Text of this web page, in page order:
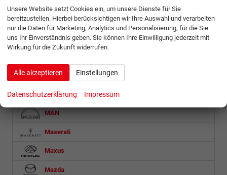
Jaecoo
Jeep
Kia
Lynk & Co
MAN
Maserati
Maxus
Mazda
Unsere Website setzt Cookies ein, um unsere Dienste für Sie
bereitzustellen. Hierbei berücksichtigen wir Ihre Auswahl und verarbeiten
nur die Daten für Marketing, Analytics und Personalisierung, für die Sie
uns Ihr Einverständnis geben. Sie können Ihre Einwilligung jederzeit mit
Wirkung für die Zukunft widerrufen.
Alle akzeptieren Einstellungen
Datenschutzerklärung Impressum